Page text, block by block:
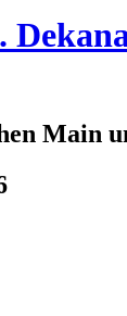
Main